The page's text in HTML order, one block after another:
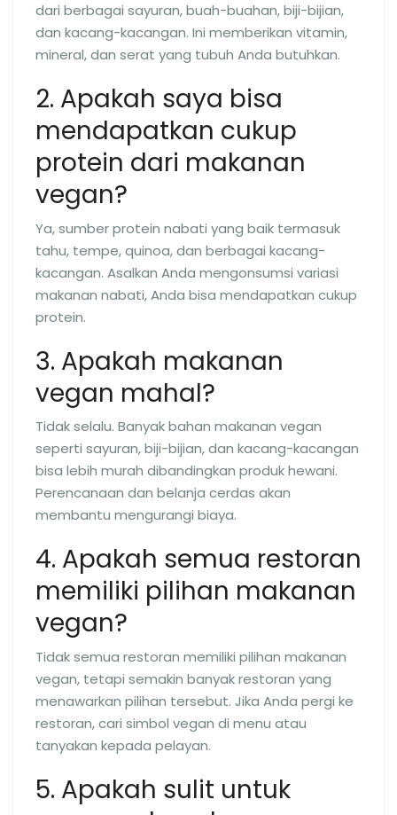
dari berbagai sayuran, buah-buahan, biji-bijian,
dan kacang-kacangan. Ini memberikan vitamin,
mineral, dan serat yang tubuh Anda butuhkan.
2. Apakah saya bisa
mendapatkan cukup
protein dari makanan
vegan?
Ya, sumber protein nabati yang baik termasuk
tahu, tempe, quinoa, dan berbagai kacang-
kacangan. Asalkan Anda mengonsumsi variasi
makanan nabati, Anda bisa mendapatkan cukup
protein.
3. Apakah makanan
vegan mahal?
Tidak selalu. Banyak bahan makanan vegan
seperti sayuran, biji-bijian, dan kacang-kacangan
bisa lebih murah dibandingkan produk hewani.
Perencanaan dan belanja cerdas akan
membantu mengurangi biaya.
4. Apakah semua restoran
memiliki pilihan makanan
vegan?
Tidak semua restoran memiliki pilihan makanan
vegan, tetapi semakin banyak restoran yang
menawarkan pilihan tersebut. Jika Anda pergi ke
restoran, cari simbol vegan di menu atau
tanyakan kepada pelayan.
5. Apakah sulit untuk